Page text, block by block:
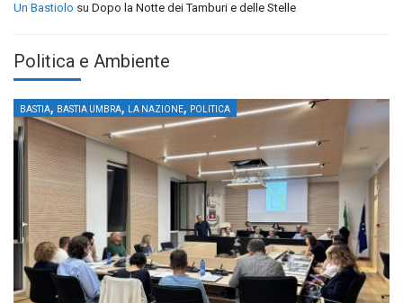
Un Bastiolo su Dopo la Notte dei Tamburi e delle Stelle
Politica e Ambiente
BASTIA, BASTIA UMBRA, LA NAZIONE, POLITICA